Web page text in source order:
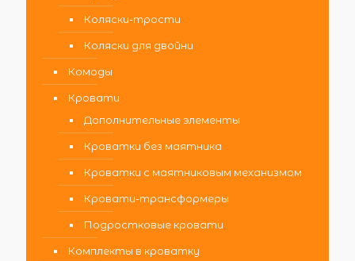
Коляски-трости
Коляски для двойни
Комоды
Кровати
Дополнительные элементы
Кроватки без маятника
Кроватки с маятниковым механизмом
Кровати-трансформеры
Подростковые кровати
Комплекты в кроватку